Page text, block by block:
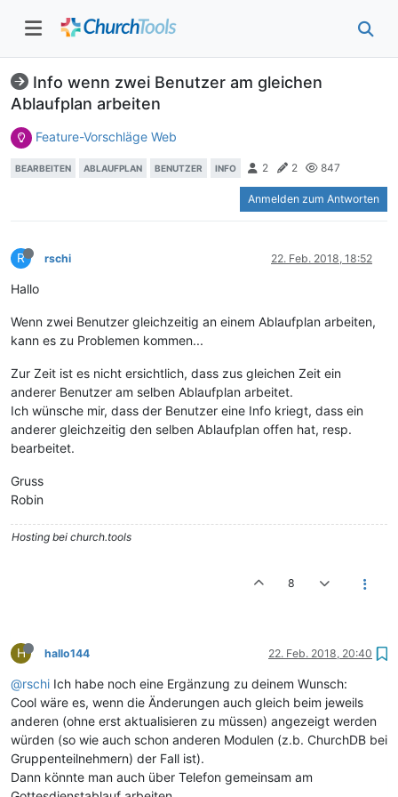
Info wenn zwei Benutzer am gleichen
Ablaufplan arbeiten
Feature-Vorschläge Web
BEARBEITEN ABLAUFPLAN BENUTZER INFO 2 2 847
Anmelden zum Antworten
R rschi 22. Feb. 2018, 18:52
Hallo
Wenn zwei Benutzer gleichzeitig an einem Ablaufplan arbeiten,
kann es zu Problemen kommen...
Zur Zeit ist es nicht ersichtlich, dass zus gleichen Zeit ein
anderer Benutzer am selben Ablaufplan arbeitet.
Ich wünsche mir, dass der Benutzer eine Info kriegt, dass ein
anderer gleichzeitig den selben Ablaufplan offen hat, resp.
bearbeitet.
Gruss
Robin
Hosting bei church.tools
8
H hallo144 22. Feb. 2018, 20:40
@rschi Ich habe noch eine Ergänzung zu deinem Wunsch:
Cool wäre es, wenn die Änderungen auch gleich beim jeweils
anderen (ohne erst aktualisieren zu müssen) angezeigt werden
würden (so wie auch schon anderen Modulen (z.b. ChurchDB bei
Gruppenteilnehmern) der Fall ist).
Dann könnte man auch über Telefon gemeinsam am